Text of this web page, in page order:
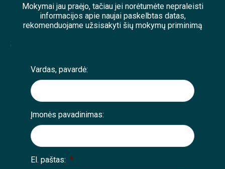
Mokymai jau praėjo, tačiau jei norėtumėte nepraleisti
informacijos apie naujai paskelbtas datas,
rekomenduojame užsisakyti šių mokymų priminimą
;
Vardas, pavardė:
Įmonės pavadinimas:
El. paštas: *